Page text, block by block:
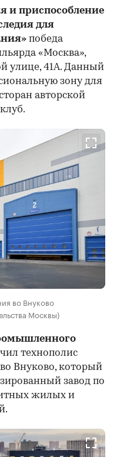
и приспособление
для
победа
«Москва»,
улице, 41А. Данный
зону для
авторской
во Внуково
Москвы)
технополис
Внуково, который
завод по
жилых и